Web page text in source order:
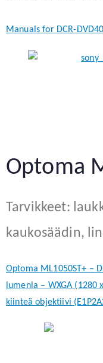
Manuals for DCR-
Optoma
Tarvikkeet:
kaukosäädin,
Optoma ML1050ST+ –
lumenia – WXGA
kiinteä objektiivi